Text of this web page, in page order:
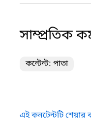
সাম্প্রতিক
কন্টেন্ট: পাতা
এই কনটেন্টটি